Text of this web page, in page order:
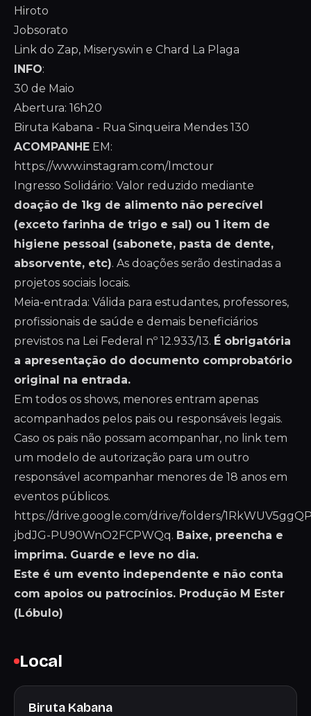
Hiroto
Jobsorato
Link do Zap, Miseryswin e Chard La Plaga
INFO:
30 de Maio
Abertura: 16h20
Biruta Kabana - Rua Sinqueira Mendes 130
ACOMPANHE EM:
https://www.instagram.com/lmctour
Ingresso Solidário: Valor reduzido mediante
doação de 1kg de alimento não perecível
(exceto farinha de trigo e sal) ou 1 item de
higiene pessoal (sabonete, pasta de dente,
absorvente, etc). As doações serão destinadas a
projetos sociais locais.
Meia-entrada: Válida para estudantes, professores,
profissionais de saúde e demais beneficiários
previstos na Lei Federal nº 12.933/13. É obrigatória
a apresentação do documento comprobatório
original na entrada.
Em todos os shows, menores entram apenas
acompanhados pelos pais ou responsáveis legais.
Caso os pais não possam acompanhar, no link tem
um modelo de autorização para um outro
responsável acompanhar menores de 18 anos em
eventos públicos.
https://drive.google.com/drive/folders/
jbdJG-PU90WnO2FCPWQq. Baixe, preencha e
imprima. Guarde e leve no dia.
Este é um evento independente e não conta
com apoios ou patrocínios. Produção M Ester
(Lóbulo)
Local
Biruta Kabana